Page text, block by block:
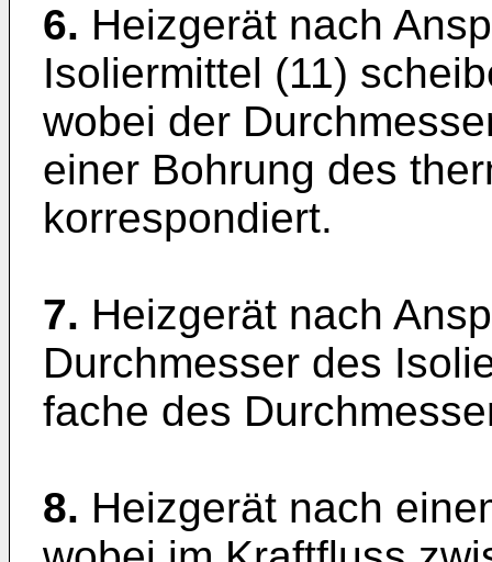
6. Heizgerät nach
Isoliermittel (11)
wobei der
einer Bohrung des
korrespondiert.
7. Heizgerät nach
Durchmesser des
fache des
8. Heizgerät nach